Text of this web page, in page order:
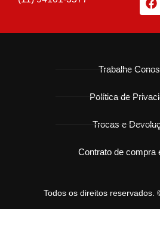
Todos os direitos reservados.
Trabalhe
Política de
Trocas e
Contrato de compra